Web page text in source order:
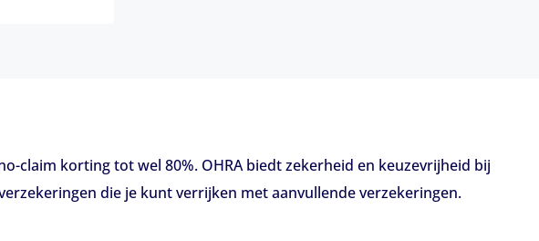
claim korting tot wel 80%. OHRA biedt zekerheid en keuzevrijheid bij
die je kunt verrijken met aanvullende verzekeringen.